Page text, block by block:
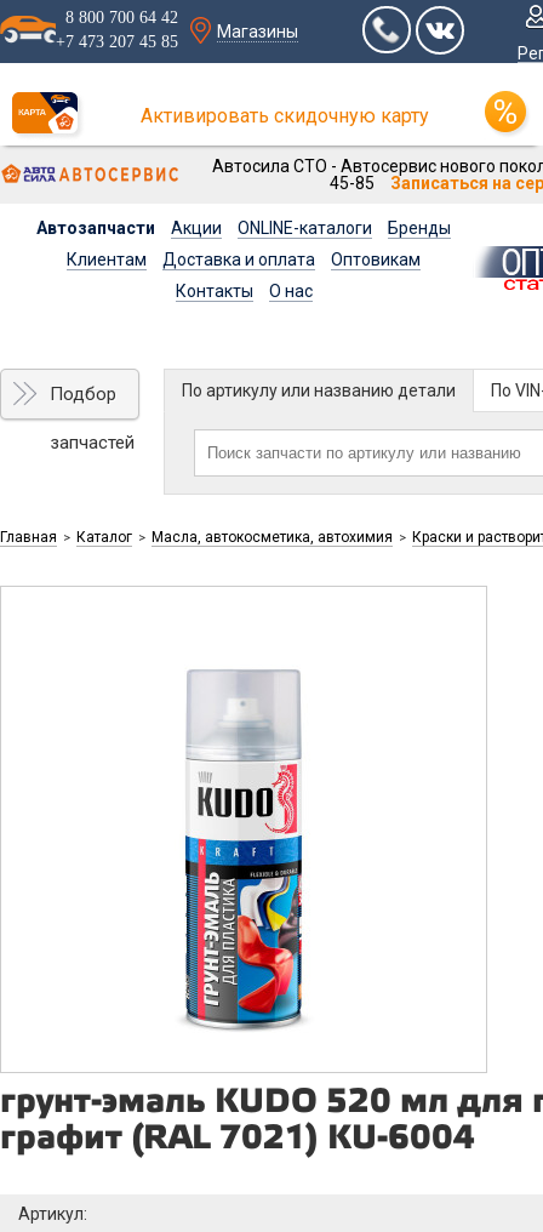
8 800 700 64 42
+7 473 207 45 85
Магазины
Активировать скидочную карту
Автосила СТО - Автосервис нового
45-85
Записаться на
Автозапчасти Акции ONLINE-каталоги
Бренды
Клиентам
Доставка и оплата
Оптовикам
Контакты
О нас
Подбор
запчастей
По артикулу или названию детали По
Главная > Каталог > Масла, автокосметика, автохимия > Краски и
грунт-эмаль KUDO 520 мл для
графит (RAL 7021) KU-6004
Артикул: